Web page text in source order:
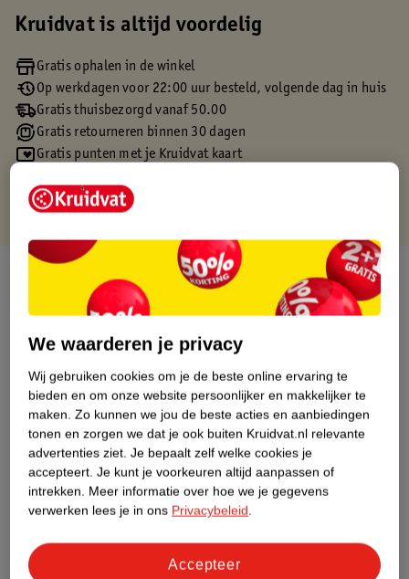
Kruidvat is altijd voordelig
Gratis ophalen in de winkel
Op werkdagen voor 22:00 uur besteld, volgende dag in huis
Gratis thuisbezorgd vanaf 50.00
Gratis retourneren binnen 30 dagen
Gratis punten met je Kruidvat kaart
Over dit product
Productinformatie
Etiketinformatie
Nature Impact Score
Dit product heeft (nog) geen Nature
Impact Score.
Meer informatie
Bestel & Bezorginformatie
We waarderen je privacy
Wij gebruiken cookies om je de beste online ervaring te
bieden en om onze website persoonlijker en makkelijker te
maken. Zo kunnen we jou de beste acties en aanbiedingen
tonen en zorgen we dat je ook buiten Kruidvat.nl relevante
advertenties ziet. Je bepaalt zelf welke cookies je
accepteert. Je kunt je voorkeuren altijd aanpassen of
intrekken. Meer informatie over hoe we je gegevens
verwerken lees je in ons Privacybeleid.
Accepteer